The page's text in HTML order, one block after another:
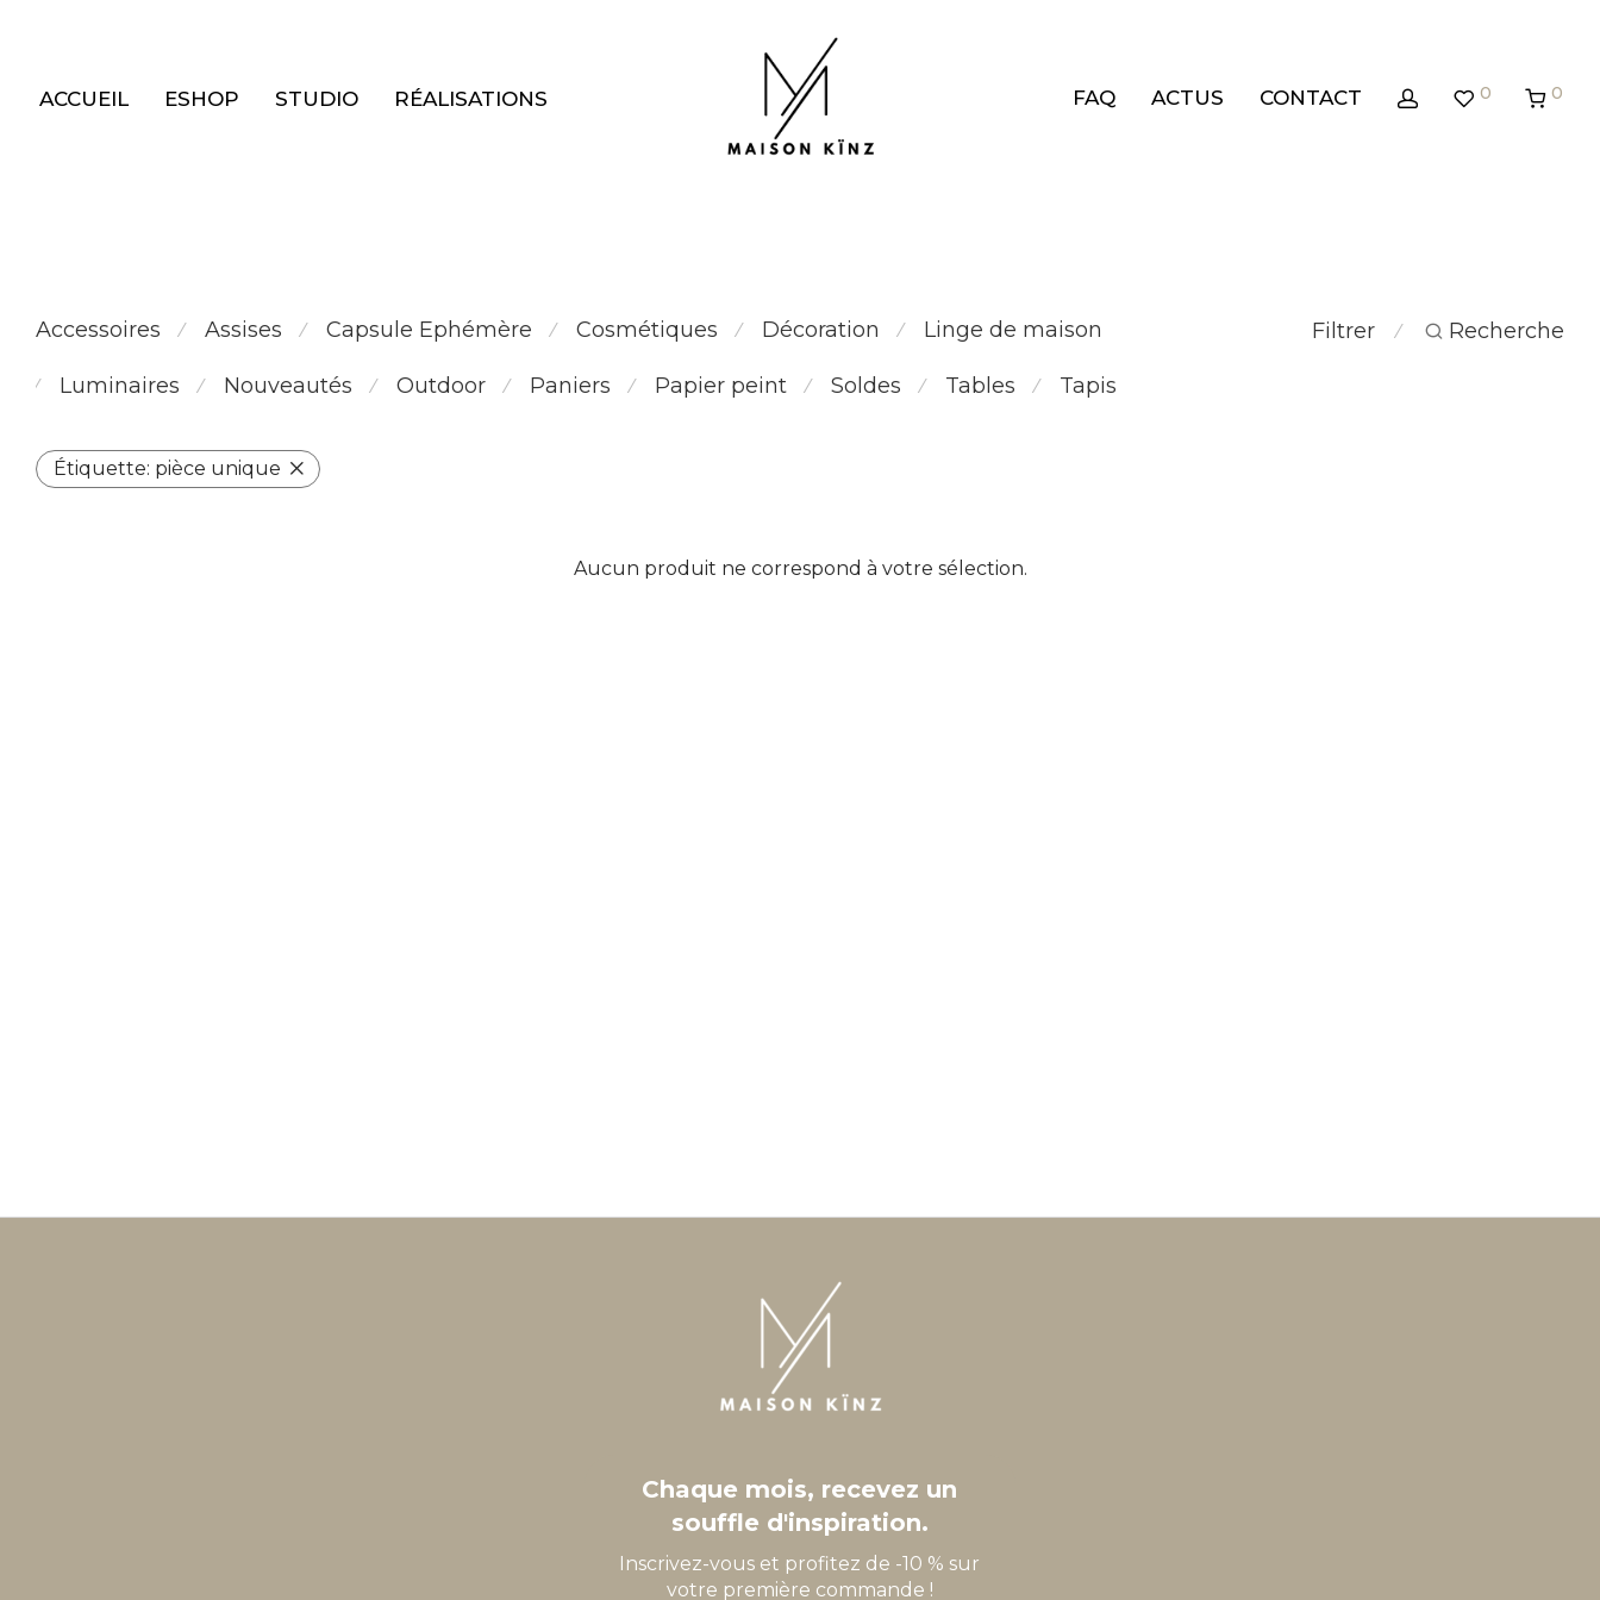
ACCUEIL ESHOP STUDIO RÉALISATIONS FAQ ACTUS CONTACT 0 0
Filtrer ⁄ Recherche
Accessoires ⁄ Assises ⁄ Capsule Ephémère ⁄ Cosmétiques ⁄ Décoration ⁄ Linge de maison
⁄ Luminaires ⁄ Nouveautés ⁄ Outdoor ⁄ Paniers ⁄ Papier peint ⁄ Soldes ⁄ Tables ⁄ Tapis
Étiquette: pièce unique
Aucun produit ne correspond à votre sélection.
Chaque mois, recevez un
souffle d'inspiration.
Inscrivez-vous et profitez de -10 % sur
votre première commande !